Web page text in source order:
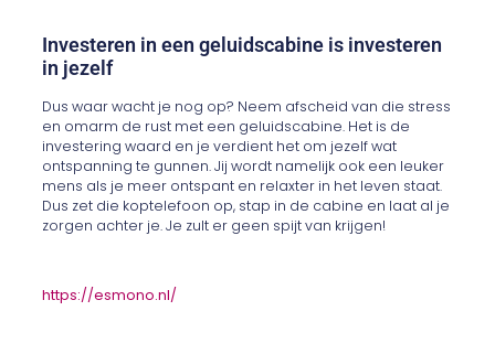
Investeren in een geluidscabine is investeren
in jezelf
Dus waar wacht je nog op? Neem afscheid van die stress
en omarm de rust met een geluidscabine. Het is de
investering waard en je verdient het om jezelf wat
ontspanning te gunnen. Jij wordt namelijk ook een leuker
mens als je meer ontspant en relaxter in het leven staat.
Dus zet die koptelefoon op, stap in de cabine en laat al je
zorgen achter je. Je zult er geen spijt van krijgen!
https://esmono.nl/